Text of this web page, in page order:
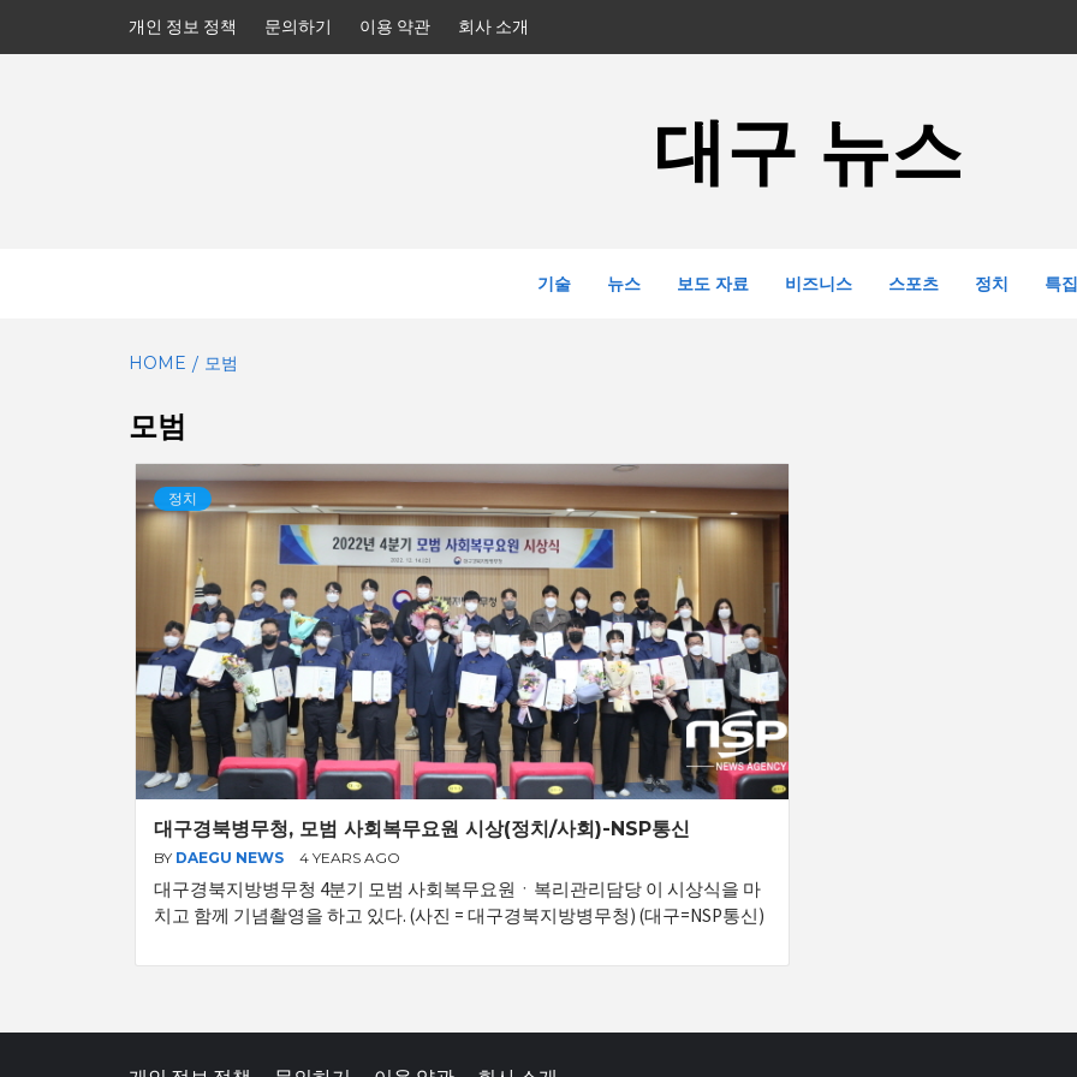
개인 정보 정책 문의하기 이용 약관 회사 소개
대구 뉴스
기술 뉴스 보도 자료 비즈니스 스포츠 정치 특집
HOME 모범
모범
정치
대구경북병무청, 모범 사회복무요원 시상(정치/사회)-NSP통신
BY DAEGU NEWS 4 YEARS AGO
대구경북지방병무청 4분기 모범 사회복무요원ㆍ복리관리담당 이 시상식을 마
치고 함께 기념촬영을 하고 있다. (사진 = 대구경북지방병무청) (대구=NSP통신)